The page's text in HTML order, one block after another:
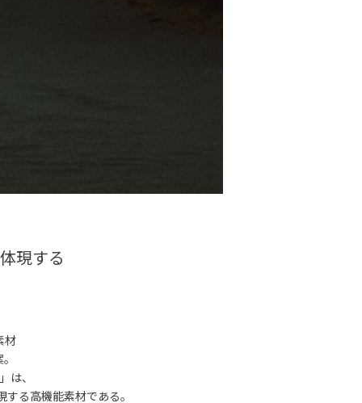
現する
材
は、
る高機能素材である。